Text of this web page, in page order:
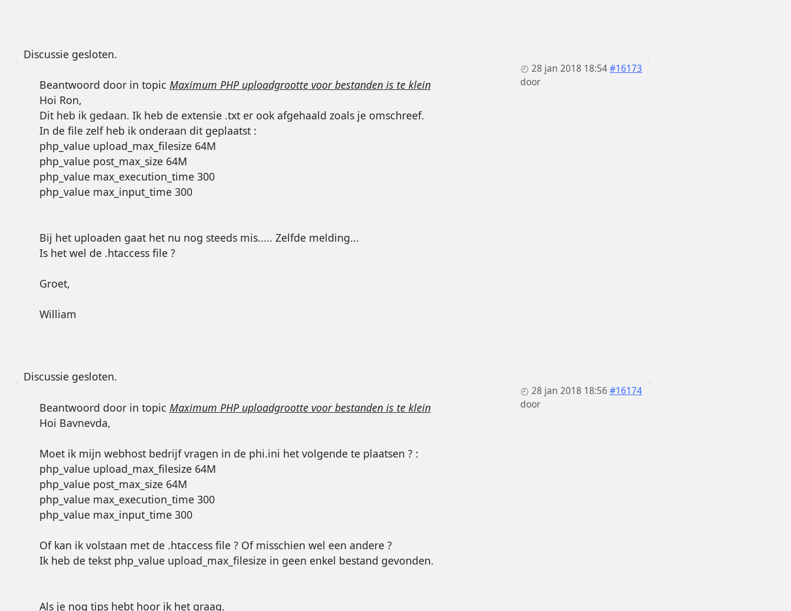
Discussie gesloten.
28 jan 2018 18:54#16173
door
Beantwoord door in topic Maximum PHP uploadgrootte voor bestanden is te klein
Hoi Ron,
Dit heb ik gedaan. Ik heb de extensie .txt er ook afgehaald zoals je omschreef.
In de file zelf heb ik onderaan dit geplaatst :
php_value upload_max_filesize 64M
php_value post_max_size 64M
php_value max_execution_time 300
php_value max_input_time 300
Bij het uploaden gaat het nu nog steeds mis..... Zelfde melding...
Is het wel de .htaccess file ?
Groet,
William
Discussie gesloten.
28 jan 2018 18:56 #16174
door
Beantwoord door in topic Maximum PHP uploadgrootte voor bestanden is te klein
Hoi Bavnevda,
Moet ik mijn webhost bedrijf vragen in de phi.ini het volgende te plaatsen ? :
php_value upload_max_filesize 64M
php_value post_max_size 64M
php_value max_execution_time 300
php_value max_input_time 300
Of kan ik volstaan met de .htaccess file ? Of misschien wel een andere ?
Ik heb de tekst php_value upload_max_filesize in geen enkel bestand gevonden.
Als je nog tips hebt hoor ik het graag.